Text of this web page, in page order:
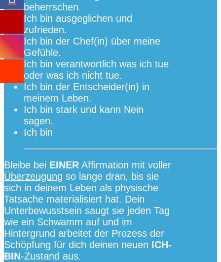
beherrschen.
Ich bin ausgeglichen und
zufrieden.
Ich bin der Chef(in) über meine
Gefühle.
Ich bin verantwortlich was ich tue
oder was ich nicht tue.
Ich bin der Entscheider(in) in
meinem Leben.
Ich bin stark und kann Nein
sagen.
Ich bin
Bleibe bei EINER Affirmation mit voller
Überzeugung so lange dran, bis sie
sich in deinem Leben als physische
Tatsache materialisiert hat. Dein
Unterbewusstsein saugt sie jeden Tag
wie ein Schwamm auf und im
Hintergrund arbeitet der Prozess der
Schöpfung für dich deinen neuen ICH-
BIN-Zustand aus.